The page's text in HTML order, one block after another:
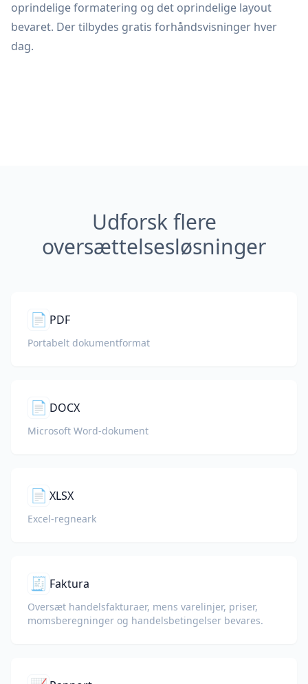
oprindelige formatering og det oprindelige layout
bevaret. Der tilbydes gratis forhåndsvisninger hver
dag.
Udforsk flere
oversættelsesløsninger
📄 PDF
Portabelt dokumentformat
📄 DOCX
Microsoft Word-dokument
📄 XLSX
Excel-regneark
🧾 Faktura
Oversæt handelsfakturaer, mens varelinjer, priser,
momsberegninger og handelsbetingelser bevares.